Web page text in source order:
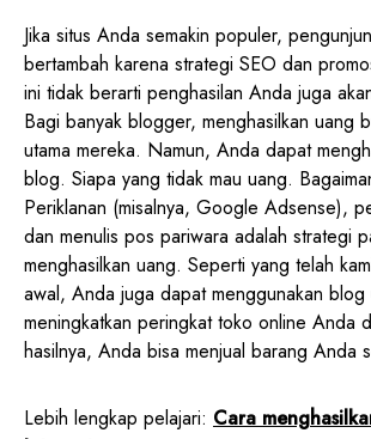
Jika situs Anda semakin populer,
bertambah karena strategi SEO dan
ini tidak berarti penghasilan Anda juga
Bagi banyak blogger, menghasilkan uang
utama mereka. Namun, Anda dapat
blog. Siapa yang tidak mau uang.
Periklanan (misalnya, Google Adsense),
dan menulis pos pariwara adalah strategi
menghasilkan uang. Seperti yang telah
awal, Anda juga dapat menggunakan blog
meningkatkan peringkat toko online Anda
hasilnya, Anda bisa menjual barang Anda
Lebih lengkap pelajari: Cara